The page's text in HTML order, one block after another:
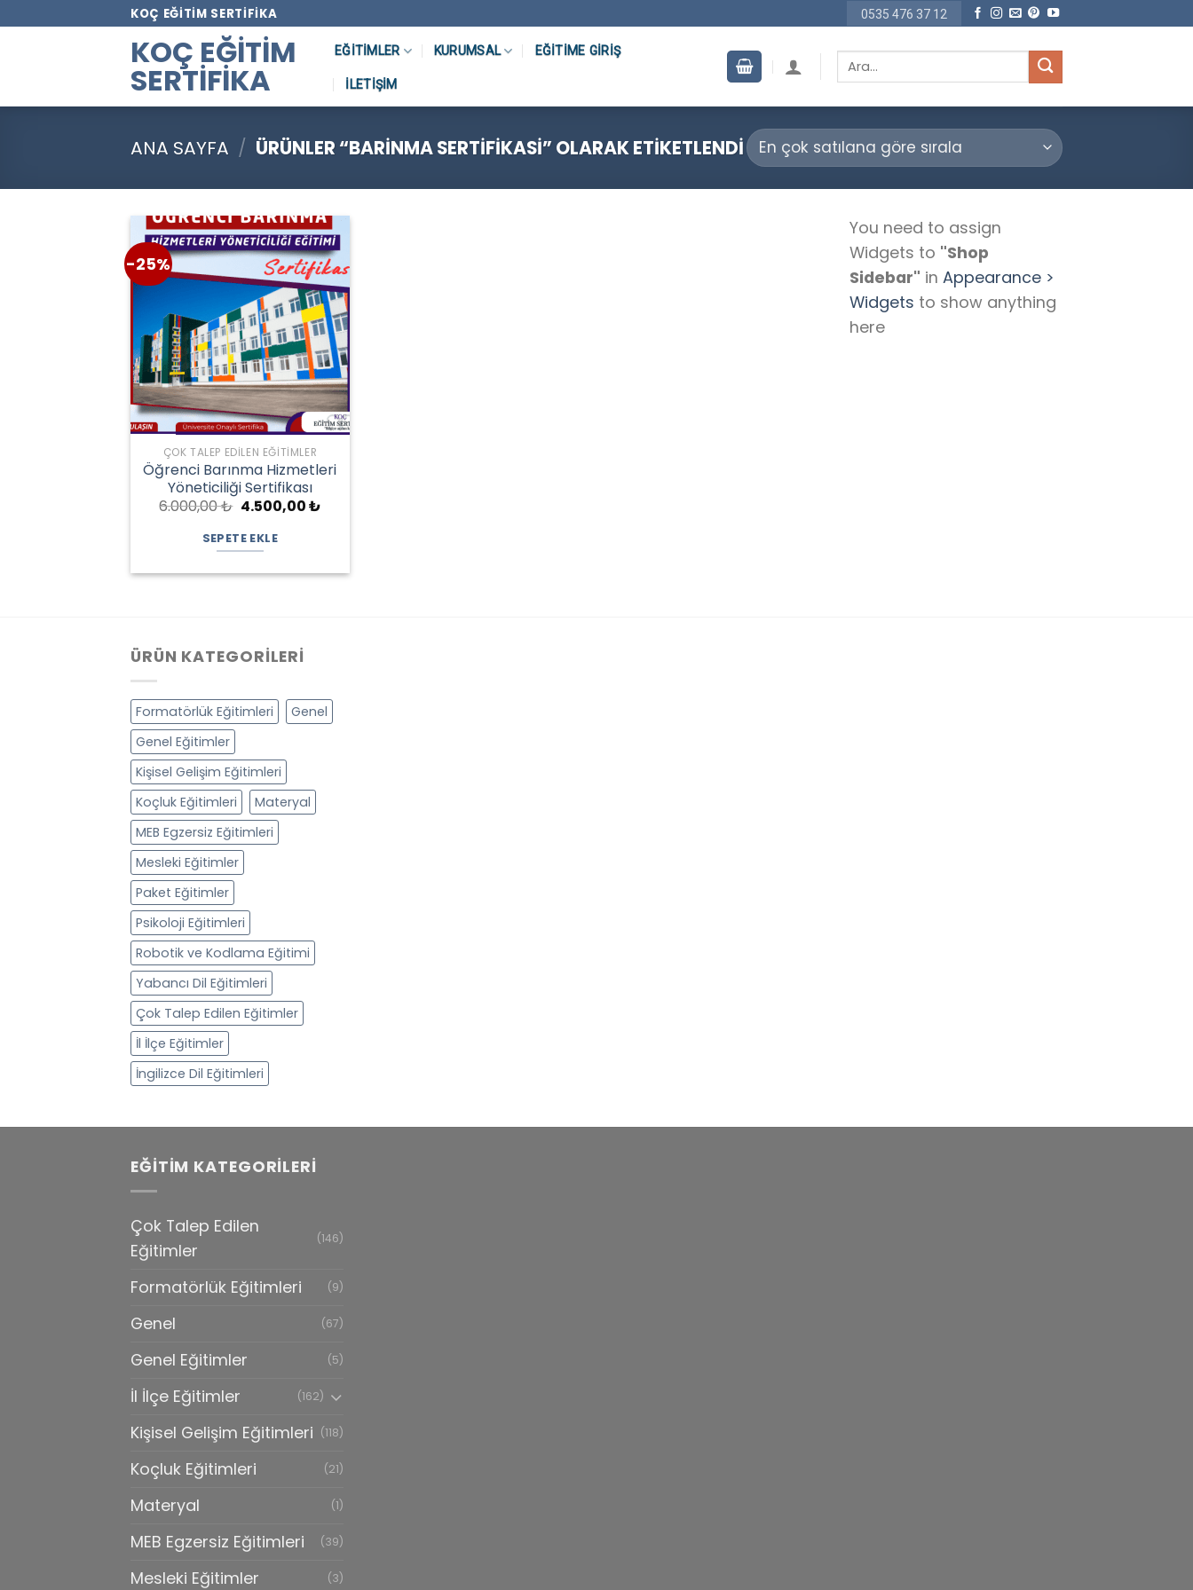
KOÇ EĞITIM SERTIFIKA 0535 476 37 12
KOÇ EĞITIM
SERTIFIKA
EĞITIMLER KURUMSAL EĞITIME GIRIŞ
İLETIŞIM
Ara:
ANA SAYFA / ÜRÜNLER “BARINMA SERTIFIKASI” OLARAK ETIKETLENDI
-25%
ÇOK TALEP EDILEN EĞITIMLER
Öğrenci Barınma Hizmetleri
Yöneticiliği Sertifikası
6.000,00₺ Orijinal
6.000,00 ₺.
4.500,00₺Şu
SEPETE EKLE
You need to assign
Widgets to "Shop
Sidebar" in Appearance >
Widgets to show anything
here
ÜRÜN KATEGORILERI
Formatörlük Eğitimleri
Genel
Genel Eğitimler
Kişisel Gelişim Eğitimleri
Koçluk Eğitimleri
Materyal
MEB Egzersiz Eğitimleri
Mesleki Eğitimler
Paket Eğitimler
Psikoloji Eğitimleri
Robotik ve Kodlama Eğitimi
Yabancı Dil Eğitimleri
Çok Talep Edilen Eğitimler
İl İlçe Eğitimler
İngilizce Dil Eğitimleri
EĞITIM KATEGORILERI
Çok Talep Edilen
Eğitimler
(146)
Formatörlük Eğitimleri (9)
Genel (67)
Genel Eğitimler (5)
İl İlçe Eğitimler (162)
Kişisel Gelişim Eğitimleri (118)
Koçluk Eğitimleri (21)
Materyal (1)
MEB Egzersiz Eğitimleri (39)
Mesleki Eğitimler (3)